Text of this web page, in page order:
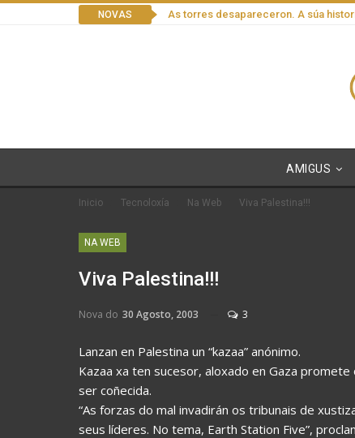
NOVAS As torres desapareceron. A súa
AMIGUS
Inicio Tecnoloxía Na Web Viva Palestina!!!
NA WEB
Viva Palestina!!!
Nova do 30 Agosto, 2003 3
Lanzan en Palestina un “kazaa” anónimo.
Kazaa xa ten sucesor, aloxado en Gaza
ser coñecida.
“As forzas do mal invadirán os tribunais de
seus líderes. No tema, Earth Station Five”,